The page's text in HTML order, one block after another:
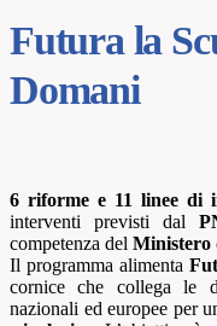
Futura la
Domani
6 riforme e 11 linee di
interventi previsti dal
competenza del Ministero
Il programma alimenta
cornice che collega le
nazionali ed europee per